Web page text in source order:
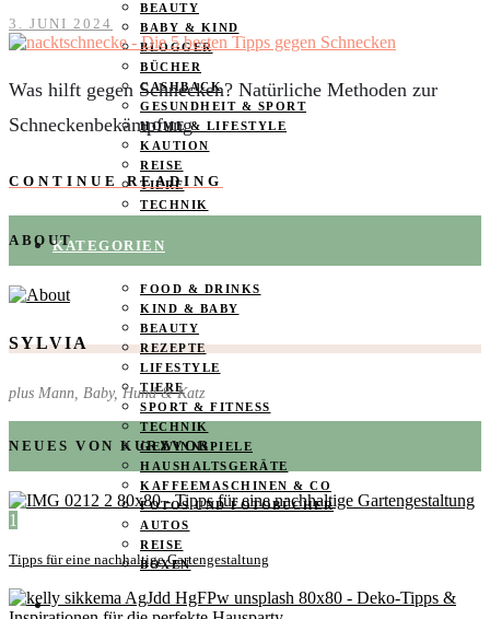
BEAUTY
BABY & KIND
BLOGGER
BÜCHER
CASHBACK
GESUNDHEIT & SPORT
HOME & LIFESTYLE
KAUTION
REISE
TIERE
TECHNIK
KATEGORIEN
FOOD & DRINKS
KIND & BABY
BEAUTY
REZEPTE
LIFESTYLE
TIERE
SPORT & FITNESS
TECHNIK
GEWINNSPIELE
HAUSHALTSGERÄTE
KAFFEEMASCHINEN & CO
FOTOS UND FOTOBÜCHER
AUTOS
REISE
BOXEN
KIND & KEGEL
3. JUNI 2024
Was hilft gegen Schnecken? Natürliche Methoden zur
Schneckenbekämpfung
CONTINUE READING
ABOUT
SYLVIA
plus Mann, Baby, Hund & Katz
NEUES VON KURZVOR
1
Tipps für eine nachhaltige Gartengestaltung